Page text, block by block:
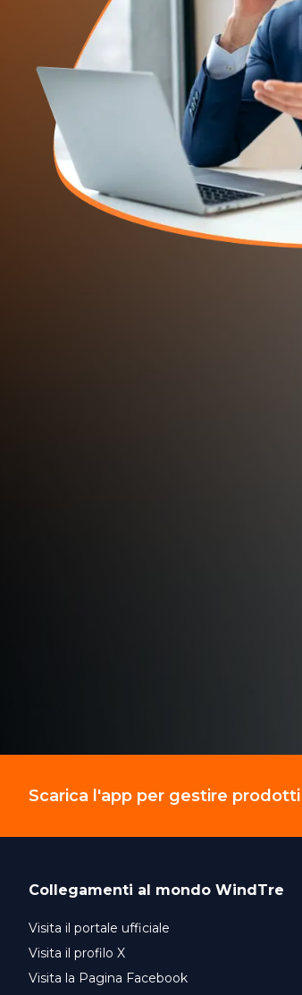
Scarica l'app per gestire prodotti
Collegamenti al mondo WindTre
Visita il portale ufficiale
Visita il profilo X
Visita la Pagina Facebook